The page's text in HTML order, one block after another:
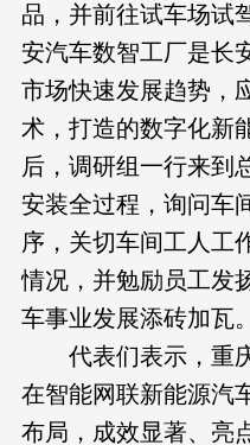
品，并前往试车场试
安汽车数智工厂是长
市场快速发展趋势，
术，打造的数字化新
后，调研组一行来到
安装全过程，询问车
序，关切车间工人工
情况，并勉励员工发
车事业发展添砖加瓦。
代表们表示，重
在智能网联新能源汽
布局，成效显著、亮